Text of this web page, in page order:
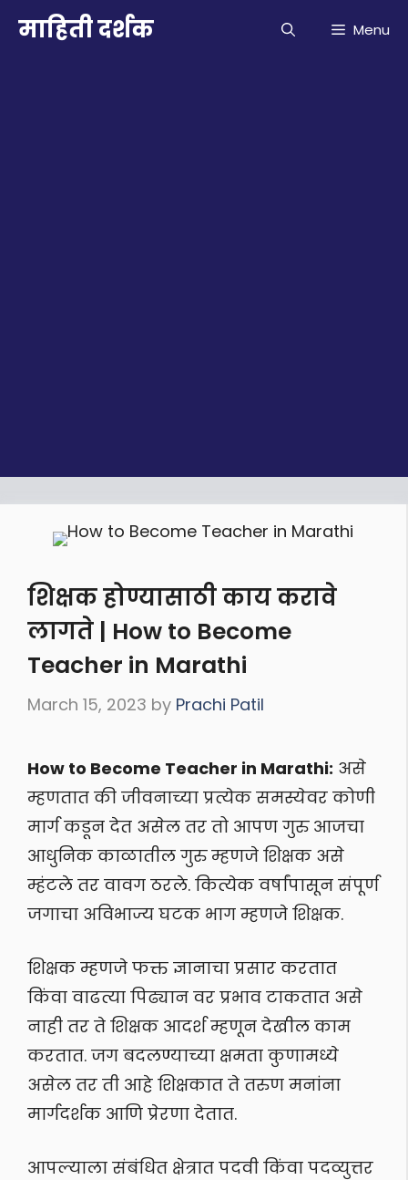
माहिती दर्शक Menu
शिक्षक होण्यासाठी काय करावे
लागते | How to Become
Teacher in Marathi
March 15, 2023 by Prachi Patil
How to Become Teacher in Marathi: असे
म्हणतात की जीवनाच्या प्रत्येक समस्येवर कोणी
मार्ग कडून देत असेल तर तो आपण गुरु आजचा
आधुनिक काळातील गुरु म्हणजे शिक्षक असे
म्हंटले तर वावग ठरले. कित्येक वर्षांपासून संपूर्ण
जगाचा अविभाज्य घटक भाग म्हणजे शिक्षक.
शिक्षक म्हणजे फक्त ज्ञानाचा प्रसार करतात
किंवा वाढत्या पिढ्यान वर प्रभाव टाकतात असे
नाही तर ते शिक्षक आदर्श म्हणून देखील काम
करतात. जग बदलण्याच्या क्षमता कुणामध्ये
असेल तर ती आहे शिक्षकात ते तरुण मनांना
मार्गदर्शक आणि प्रेरणा देतात.
आपल्याला संबंधित क्षेत्रात पदवी किंवा पदव्युत्तर